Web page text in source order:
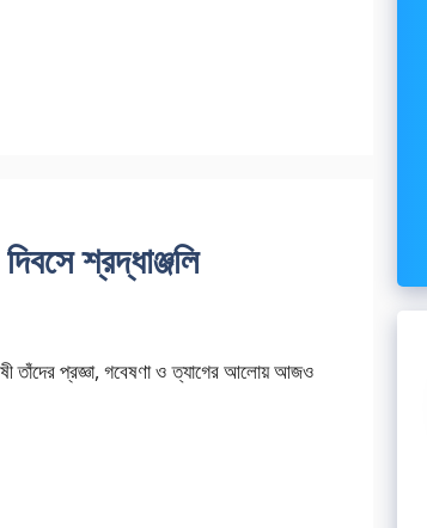
শ্রদ্ধাঞ্জলি
তাঁদের প্রজ্ঞা, গবেষণা ও ত্যাগের আলোয় আজও